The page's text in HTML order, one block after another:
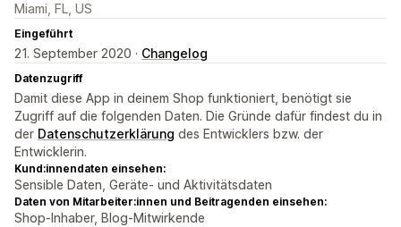
Miami, FL, US
Eingeführt
21. September 2020 · Changelog
Datenzugriff
Damit diese App in deinem Shop funktioniert, benötigt sie
Zugriff auf die folgenden Daten. Die Gründe dafür findest du in
der Datenschutzerklärung des Entwicklers bzw. der
Entwicklerin.
Kund:innendaten einsehen:
Sensible Daten, Geräte- und Aktivitätsdaten
Daten von Mitarbeiter:innen und Beitragenden einsehen:
Shop-Inhaber, Blog-Mitwirkende